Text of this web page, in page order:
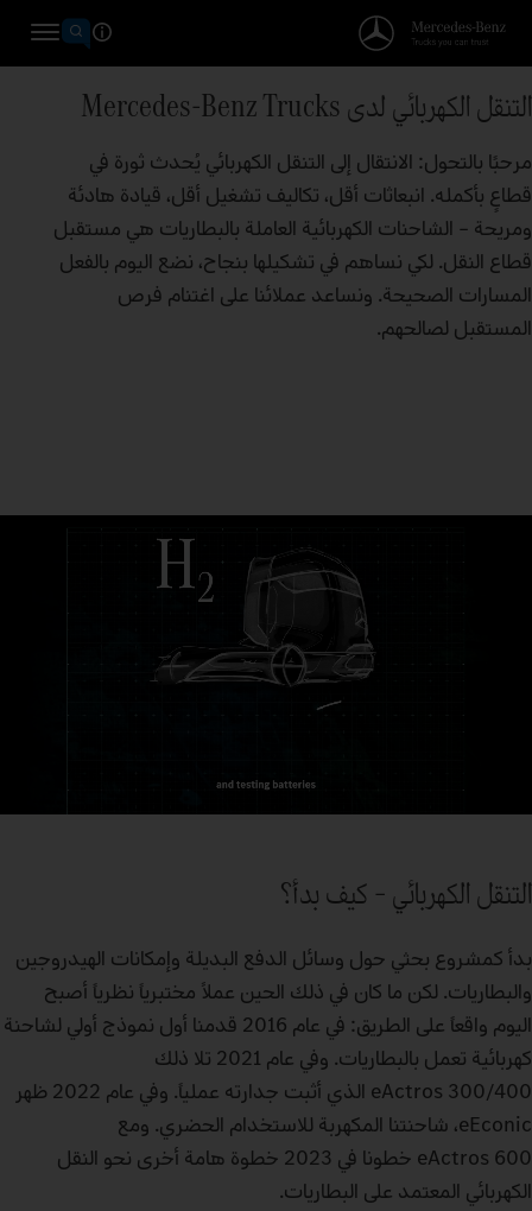
التنقل الكهربائي لدى Mercedes‑Benz Trucks
مرحبًا بالتحول: الانتقال إلى التنقل الكهربائي يُحدث ثورة في
قطاعٍ بأكمله. انبعاثات أقل، تكاليف تشغيل أقل، قيادة هادئة
ومريحة – الشاحنات الكهربائية العاملة بالبطاريات هي مستقبل
قطاع النقل. لكي نساهم في تشكيلها بنجاح، نضع اليوم بالفعل
المسارات الصحيحة. ونساعد عملائنا على اغتنام فرص
المستقبل لصالحهم.
التنقل الكهربائي – كيف بدأ؟
بدأ كمشروع بحثي حول وسائل الدفع البديلة وإمكانات الهيدروجين
والبطاريات. لكن ما كان في ذلك الحين عملاً مختبرياً نظرياً أصبح
اليوم واقعاً على الطريق: في عام 2016 قدمنا أول نموذج أولي لشاحنة
كهربائية تعمل بالبطاريات. وفي عام 2021 تلا ذلك
eActros 300/400 الذي أثبت جدارته عملياً. وفي عام 2022 ظهر
eEconic، شاحنتنا المكهربة للاستخدام الحضري. ومع
eActros 600 خطونا في 2023 خطوة هامة أخرى نحو النقل
الكهربائي المعتمد على البطاريات.